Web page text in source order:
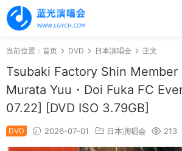
当前位置： 首页 DVD 日本演唱会 正文
Tsubaki Factory Shin Member
Murata Yuu・Doi Fuka FC
07.22] [DVD ISO 3.79GB]
DVD 2026-07-01 日本演唱会 213